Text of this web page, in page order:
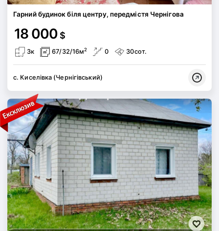
Гарний будинок біля центру, передмістя Чернігова
18 000 $
3к 67/32/16м2 0 30сот.
с. Киселівка (Чернігівський)